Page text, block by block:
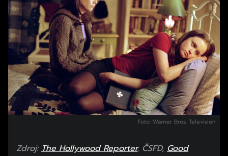
Foto: Warner Bros. Television
Zdroj: The Hollywood Reporter, ČSFD, Good